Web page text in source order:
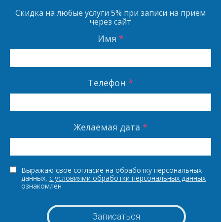
Скидка на любые услуги 5% при записи на прием
через сайт
Имя *
Телефон *
Желаемая дата *
Выражаю свое согласие на обработку персональных
данных, с условиями обработки персональных данных
ознакомлен